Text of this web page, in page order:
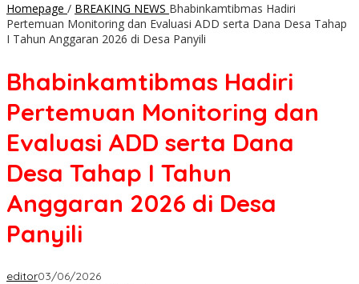
Homepage / BREAKING NEWS Bhabinkamtibmas Hadiri
Pertemuan Monitoring dan Evaluasi ADD serta Dana Desa Tahap
I Tahun Anggaran 2026 di Desa Panyili
Bhabinkamtibmas Hadiri
Pertemuan Monitoring dan
Evaluasi ADD serta Dana
Desa Tahap I Tahun
Anggaran 2026 di Desa
Panyili
editor03/06/2026